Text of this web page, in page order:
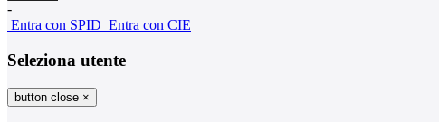
-
Entra con SPID Entra con CIE
Seleziona utente
button close ×